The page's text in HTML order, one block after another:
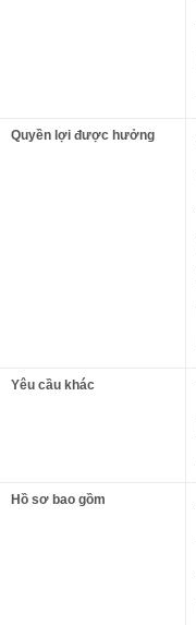
Quyền lợi được hưởng
Yêu cầu khác
Hồ sơ bao gồm